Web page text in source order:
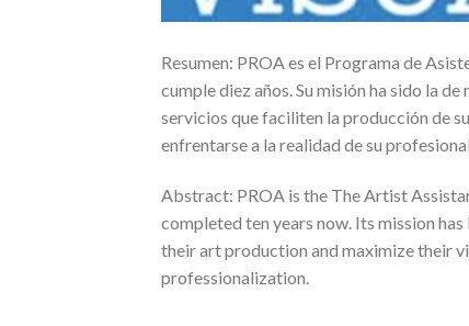
Resumen: PROA es el Programa de
cumple diez años. Su misión ha sido la
servicios que faciliten la producción de
enfrentarse a la realidad de su
Abstract: PROA is the The Artist
completed ten years now. Its mission
their art production and maximize their
professionalization.